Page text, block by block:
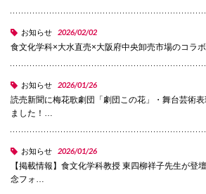
入試情報
交通アクセス
072-643-
お知らせ 2026/02/02
食文化学科×大水直売×大阪府中央卸売市場のコラボ
お知らせ 2026/01/26
読売新聞に梅花歌劇団「劇団この花」・舞台芸術
ました！…
お知らせ 2026/01/26
【掲載情報】食文化学科教授 東四柳祥子先生が登
念フォ…